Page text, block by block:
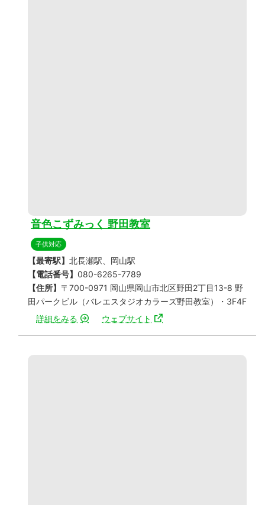
音色こずみっく 野田教室
子供対応
【最寄駅】 北長瀬駅、岡山駅
【電話番号】 080-6265-7789
【住所】 〒700-0971 岡山県岡山市北区野田2丁目13-8 野
田パークビル（バレエスタジオカラーズ野田教室）・3F4F
詳細をみる
ウェブサイト